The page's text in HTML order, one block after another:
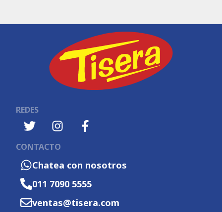
REDES
CONTACTO
Chatea con nosotros
011 7090 5555
ventas@tisera.com